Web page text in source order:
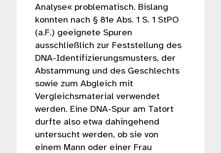
Analyse« problematisch. Bislang
konnten nach § 81e Abs. 1 S. 1 StPO
(a.F.) geeignete Spuren
ausschließlich zur Feststellung des
DNA-Identifizierungsmusters, der
Abstammung und des Geschlechts
sowie zum Abgleich mit
Vergleichsmaterial verwendet
werden. Eine DNA-Spur am Tatort
durfte also etwa dahingehend
untersucht werden, ob sie von
einem Mann oder einer Frau